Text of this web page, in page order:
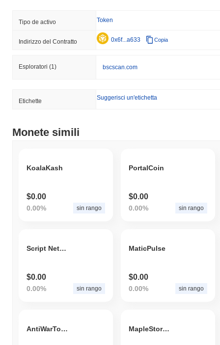
Tipo de activo Token
Indirizzo del Contratto 0x6f...a633 Copia
Esploratori (1) bscscan.com
Etichette Suggerisci un'etichetta
Monete simili
KoalaKash
$0.00
0.00% sin rango
PortalCoin
$0.00
0.00% sin rango
Script Network
$0.00
0.00% sin rango
MaticPulse
$0.00
0.00% sin rango
AntiWarToken MapleStory Universe